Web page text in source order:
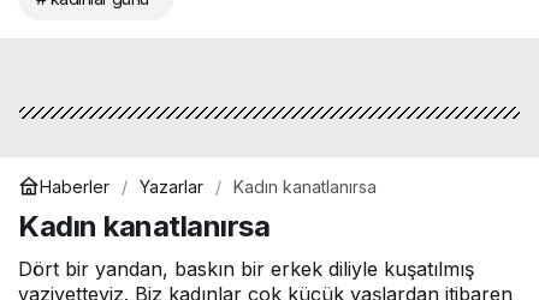
Haberler Yazarlar Kadın kanatlanırsa
Kadın kanatlanırsa
Dört bir yandan, baskın bir erkek diliyle kuşatılmış
vaziyetteyiz. Biz kadınlar çok küçük yaşlardan itibaren